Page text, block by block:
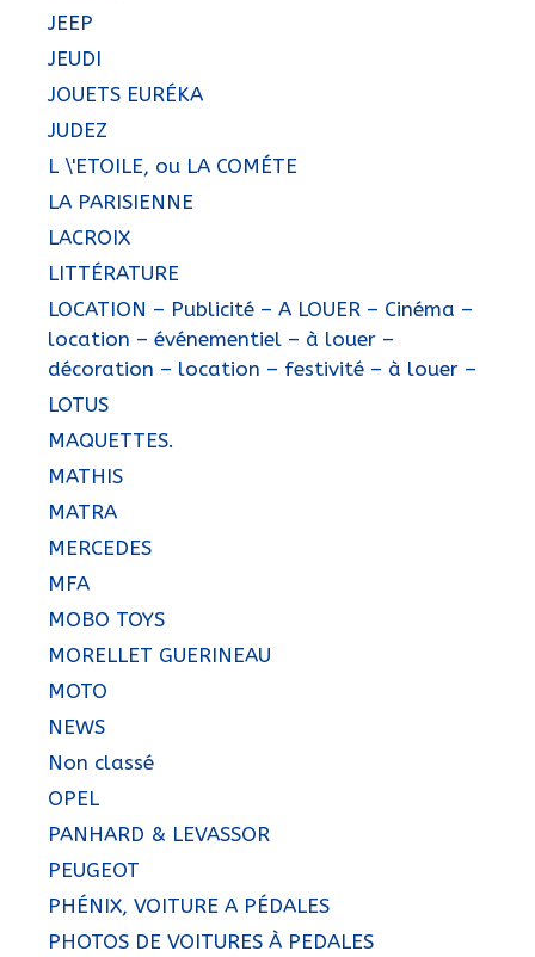
JEEP
JEUDI
JOUETS EURÉKA
JUDEZ
L \'ETOILE, ou LA COMÉTE
LA PARISIENNE
LACROIX
LITTÉRATURE
LOCATION – Publicité – A LOUER – Cinéma –
location – événementiel – à louer –
décoration – location – festivité – à louer –
LOTUS
MAQUETTES.
MATHIS
MATRA
MERCEDES
MFA
MOBO TOYS
MORELLET GUERINEAU
MOTO
NEWS
Non classé
OPEL
PANHARD & LEVASSOR
PEUGEOT
PHÉNIX, VOITURE A PÉDALES
PHOTOS DE VOITURES À PEDALES